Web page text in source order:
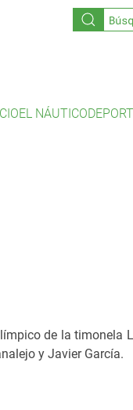
EL NÁUTICO
de la timonela
y Javier García.